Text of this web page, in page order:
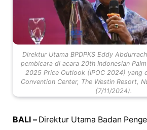
Direktur Utama BPDPKS Eddy
pembicara di acara 20th Indonesian
2025 Price Outlook (IPOC 2024) yang
Convention Center, The Westin Resort,
(7/11/2024).
BALI –Direktur Utama Badan